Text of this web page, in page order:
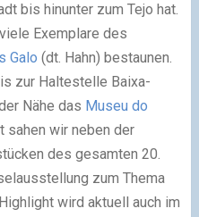
bis hinunter zum Tejo hat.
Exemplare des
Galo (dt. Hahn) bestaunen.
zur Haltestelle Baixa-
Nähe das Museu do
sahen wir neben der
des gesamten 20.
zum Thema
wird aktuell auch im